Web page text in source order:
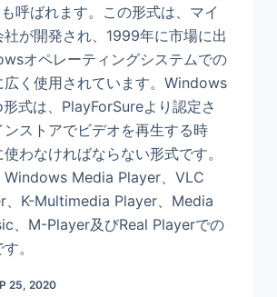
呼ばれます。この形式は、マイ
社が開発され、1999年に市場に出
オペレーティングシステムでの
広く使用されています。Windows
式は、PlayForSureより認定さ
ンストアでビデオを再生する時
わなければならない形式です。
Windows Media Player、VLC
、K-Multimedia Player、Media
、M-Player及びReal Playerでの
。
25, 2020